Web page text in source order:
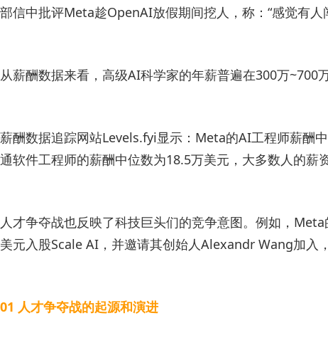
部信中批评Meta趁OpenAI放假期间挖人，称：“感觉有
从薪酬数据来看，高级AI科学家的年薪普遍在300万~700
薪酬数据追踪网站Levels.fyi显示：Meta的AI工程师薪酬
通软件工程师的薪酬中位数为18.5万美元，大多数人的薪
人才争夺战也反映了科技巨头们的竞争意图。例如，
美元入股Scale AI，并邀请其创始人Alexandr Wang加入
01 人才争夺战的起源和演进